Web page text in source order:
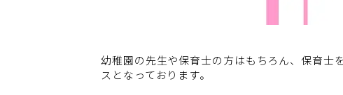
幼稚園の先生や保育士の方はもちろん、保育士
スとなっております。